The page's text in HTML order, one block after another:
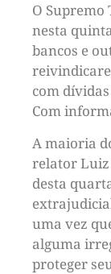
O Supremo
nesta
bancos e
com
Com
A maioria
relator Luiz
desta
uma vez
alguma
proteger